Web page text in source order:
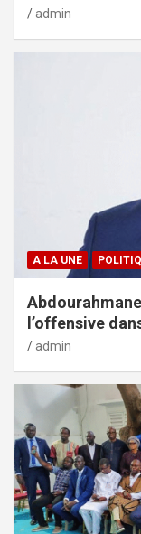
admin
A LA UNE
l’offensive
admin